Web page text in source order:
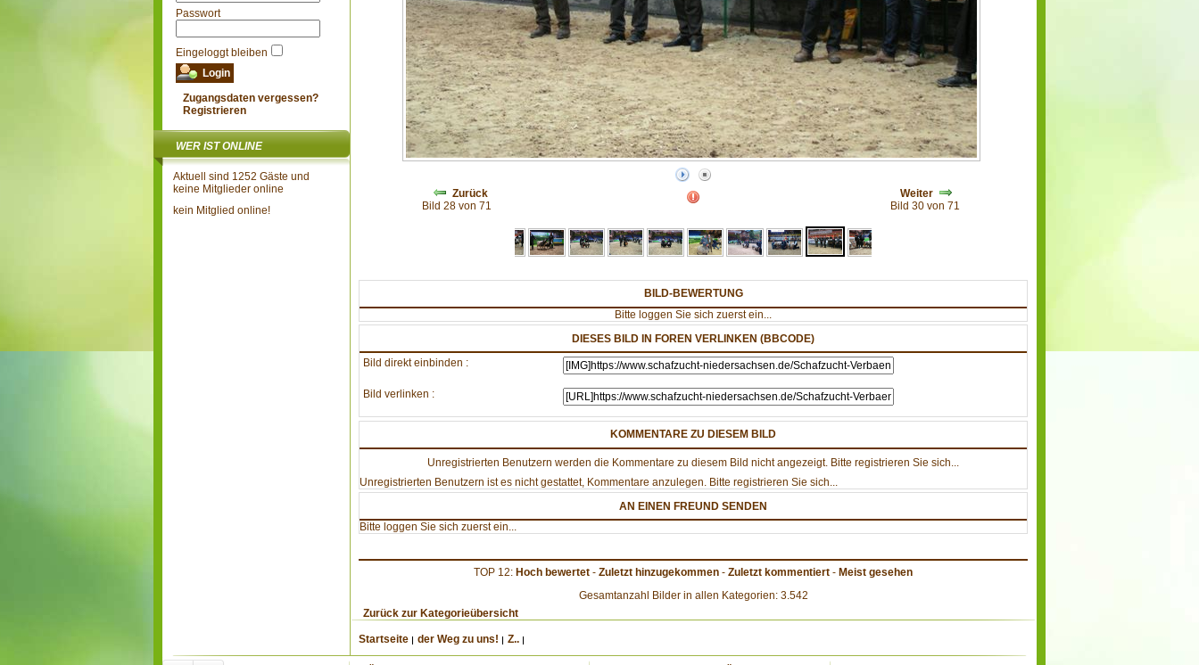
Passwort
Eingeloggt bleiben
Zugangsdaten vergessen?
Registrieren
WER IST ONLINE
Aktuell sind 1252 Gäste und
keine Mitglieder online
kein Mitglied online!
Zurück
Bild 28 von 71
Weiter
Bild 30 von 71
BILD-BEWERTUNG
Bitte loggen Sie sich zuerst ein...
DIESES BILD IN FOREN VERLINKEN (BBCODE)
Bild direkt einbinden :
Bild verlinken :
KOMMENTARE ZU DIESEM BILD
Unregistrierten Benutzern werden die Kommentare zu diesem Bild nicht angezeigt. Bitte registrieren Sie sich...
Unregistrierten Benutzern ist es nicht gestattet, Kommentare anzulegen. Bitte registrieren Sie sich...
AN EINEN FREUND SENDEN
Bitte loggen Sie sich zuerst ein...
TOP 12: Hoch bewertet - Zuletzt hinzugekommen - Zuletzt kommentiert - Meist gesehen
Gesamtanzahl Bilder in allen Kategorien: 3.542
Zurück zur Kategorieübersicht
Startseite der Weg zu uns! Z..